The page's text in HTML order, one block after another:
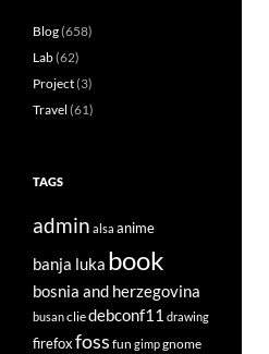
Blog(658)
Lab(62)
Project(3)
Travel (61)
TAGS
admin alsa anime
banja luka book
bosnia and herzegovina
busancliedebconf11 drawing
firefoxfoss fun gimpgnome